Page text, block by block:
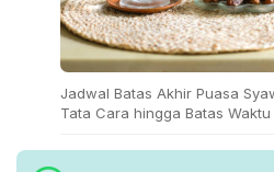
Jadwal Batas Akhir Puasa
Tata Cara hingga Batas Waktu